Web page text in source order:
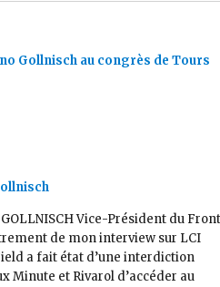
Gollnisch au congrès de Tours
GOLLNISCH Vice-Président du
de mon interview sur LCI
a fait état d’une interdiction
Minute et Rivarol d’accéder au